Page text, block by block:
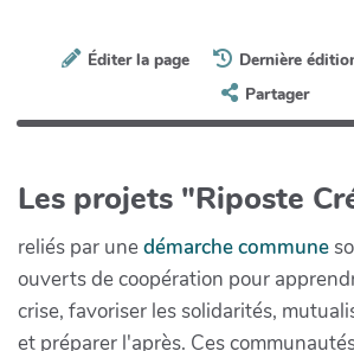
Éditer la page
Dernière
Partager
Les projets "Riposte
reliés par unedémarche commune
ouverts de coopération pour
crise, favoriser les solidarités,
et préparer l'après. Ces